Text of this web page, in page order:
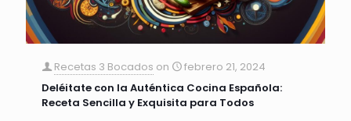
Recetas 3 Bocados on
febrero 21, 2024
Deléitate con la Auténtica Cocina Española:
Receta Sencilla y Exquisita para Todos